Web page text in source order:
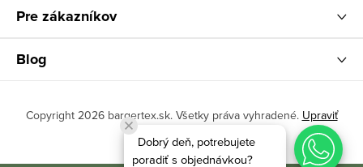
Pre zákazníkov
Blog
Vytvoril Shoptet
Copyright 2026 bargertex.sk. Všetky práva vyhradené. Upraviť
nastavenie cookies
Dobrý deň, potrebujete
poradiť s objednávkou?